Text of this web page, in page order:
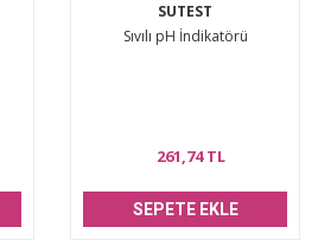
SUTEST
Sıvılı pH İndikatörü
261,74 TL
SEPETE EKLE